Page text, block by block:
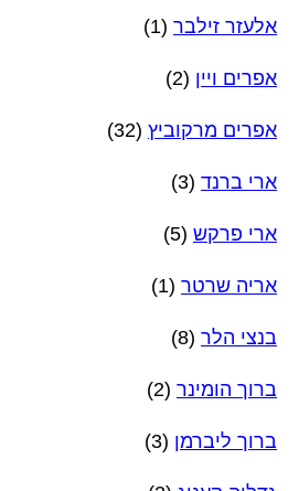
אלעזר זילבר (1)
אפרים ויין (2)
אפרים מרקוביץ (32)
ארי ברנד (3)
ארי פרקש (5)
אריה שרטר (1)
בנצי הלר (8)
ברוך הומינר (2)
ברוך ליברמן (3)